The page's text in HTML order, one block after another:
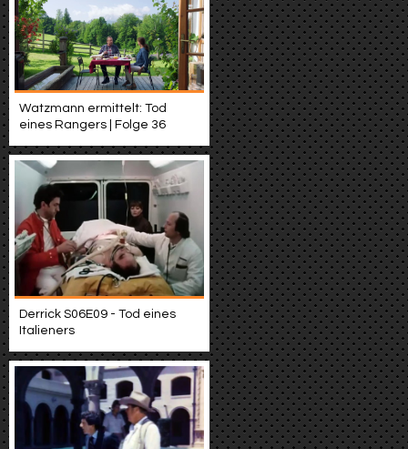
Watzmann ermittelt: Tod
eines Rangers | Folge 36
Derrick S06E09 - Tod eines
Italieners